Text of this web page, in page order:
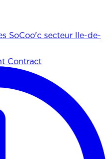
SoCoo'c secteur Ile-de-
Contract